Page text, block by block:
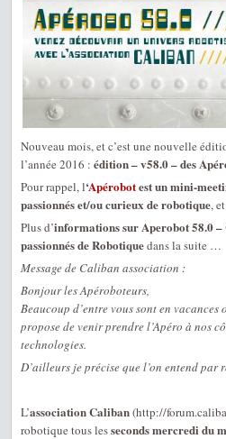
Nouveau mois, et c’est une nouvelle
l’année 2016 : édition – v58.0 – des
Pour rappel, l‘Apérobotest un mini-
passionnés et/ou curieux de robotique,
Plus d’informations sur Aperobot 58.0 –
passionnés de Robotiquedans la suite …
Message de Caliban association :
Bonjour les Apéroboteurs,
Beaucoup d’entre vous sont en
propose de venir prendre l’Apéro à nos
technologies.
D’ailleurs je précise que l’on entend
L’association Caliban(http://
robotique tous lesseconds mercredi du